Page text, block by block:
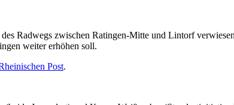
Radwegs zwischen Ratingen-Mitte und Lintorf
weiter erhöhen soll.
Post.